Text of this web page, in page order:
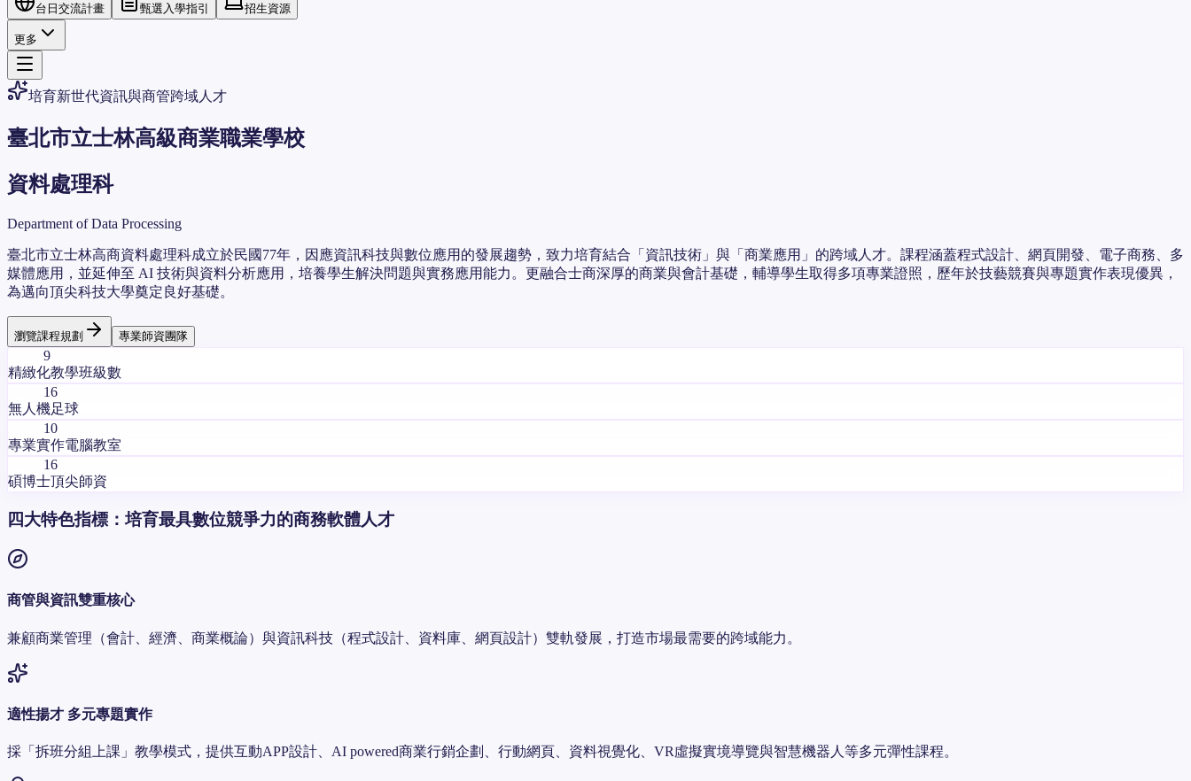
台日交流計畫 甄選入學指引 招生資源
更多
培育新世代資訊與商管跨域人才
臺北市立士林高級商業職業學校
資料處理科
Department of Data Processing
臺北市立士林高商資料處理科成立於民國77年，因應資訊科技與數位應用的發展趨勢，致力培育結合「資訊技術」與「商業應用」的跨域人才。課程涵蓋程式設計、網頁開發、電子商務、多
媒體應用，並延伸至 AI 技術與資料分析應用，培養學生解決問題與實務應用能力。更融合士商深厚的商業與會計基礎，輔導學生取得多項專業證照，歷年於技藝競賽與專題實作表現優異，
為邁向頂尖科技大學奠定良好基礎。
瀏覽課程規劃 專業師資團隊
9
精緻化教學班級數
16
無人機足球
10
專業實作電腦教室
16
碩博士頂尖師資
四大特色指標：培育最具數位競爭力的商務軟體人才
商管與資訊雙重核心
兼顧商業管理（會計、經濟、商業概論）與資訊科技（程式設計、資料庫、網頁設計）雙軌發展，打造市場最需要的跨域能力。
適性揚才 多元專題實作
採「拆班分組上課」教學模式，提供互動APP設計、AI powered商業行銷企劃、行動網頁、資料視覺化、VR虛擬實境導覽與智慧機器人等多元彈性課程。